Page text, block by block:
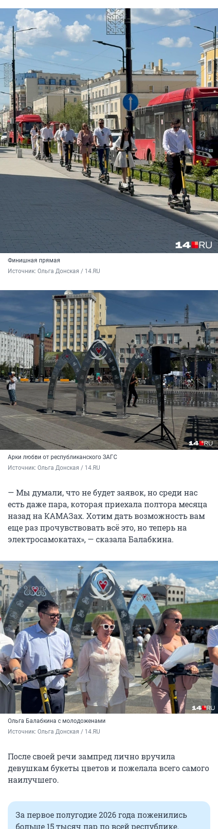
Финишная прямая
Источник: Ольга Донская / 14.RU
Арки любви от республиканского ЗАГС
Источник: Ольга Донская / 14.RU
— Мы думали, что не будет заявок, но среди нас
есть даже пара, которая приехала полтора месяца
назад на КАМАЗах. Хотим дать возможность вам
еще раз прочувствовать всё это, но теперь на
электросамокатах», — сказала Балабкина.
Ольга Балабкина с молодоженами
Источник: Ольга Донская / 14.RU
После своей речи зампред лично вручила
девушкам букеты цветов и пожелала всего самого
наилучшего.
За первое полугодие 2026 года поженились
больше 15 тысяч пар по всей республике.